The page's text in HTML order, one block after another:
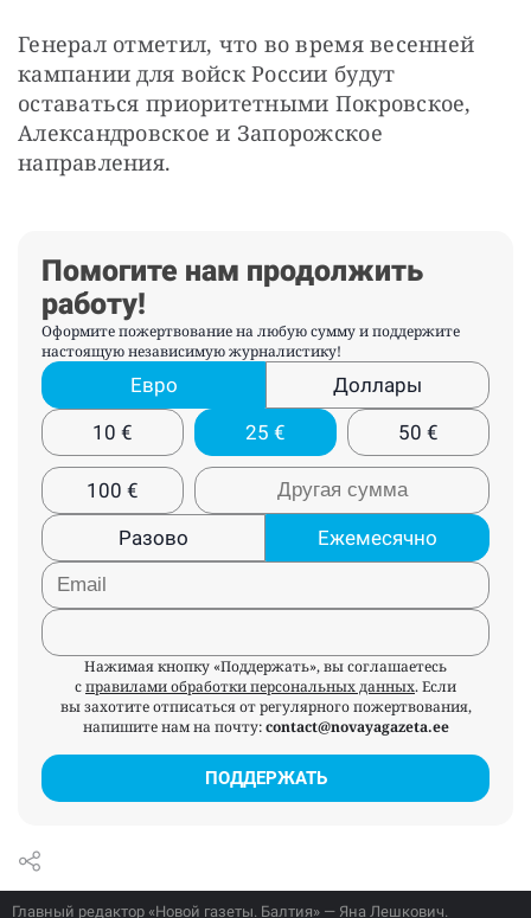
Генерал отметил, что во время весенней
кампании для войск России будут
оставаться приоритетными Покровское,
Александровское и Запорожское
направления.
Помогите нам продолжить
работу!
Оформите пожертвование на любую сумму и поддержите
настоящую независимую журналистику!
Евро
Доллары
10 € 25 € 50 €
100 €
Разово
Ежемесячно
Нажимая кнопку «Поддержать», вы соглашаетесь
справилами обработки персональных данных. Если
вы захотите отписаться от регулярного пожертвования,
напишите нам на почту:contact@novayagazeta.ee
ПОДДЕРЖАТЬ
Главный редактор «Новой газеты. Балтия» — Яна Лешкович.